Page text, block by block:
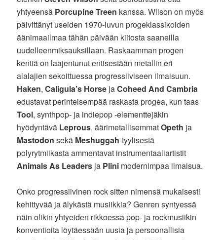
yhtyeensä Porcupine Treen kanssa. Wilson on myös
päivittänyt useiden 1970-luvun progeklassikoiden
äänimaailmaa tähän päivään kiitosta saaneilla
uudelleenmiksauksillaan. Raskaamman progen
kenttä on laajentunut entisestään metallin eri
alalajien sekoittuessa progressiiviseen ilmaisuun.
Haken,Caligula’s Horse jaCoheed And Cambria
edustavat perinteisempää raskasta progea, kun taas
Tool, synthpop- ja indiepop -elementtejäkin
hyödyntävä Leprous, äärimetallisemmatOpeth ja
Mastodon sekä Meshuggah-tyylisestä
polyrytmiikasta ammentavat instrumentaaliartistit
Animals As Leaders ja Plini modernimpaa ilmaisua.
Onko progressiivinen rock sitten nimensä mukaisesti
kehittyvää ja älykästä musiikkia? Genren syntyessä
näin olikin yhtyeiden rikkoessa pop- ja rockmusiikin
konventioita löytäessään uusia ja persoonallisia